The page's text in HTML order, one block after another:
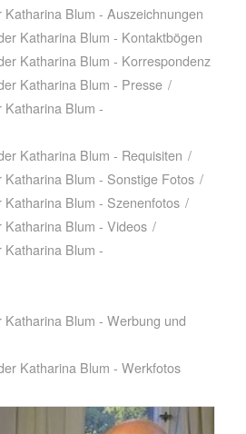
Blum - Auszeichnungen
Katharina Blum - Kontaktbögen
Katharina Blum - Korrespondenz
Katharina Blum - Presse /
Katharina Blum -
Katharina Blum - Requisiten /
Blum - Sonstige Fotos /
Blum - Szenenfotos /
Blum - Videos /
Katharina Blum -
Blum - Werbung und
Katharina Blum - Werkfotos